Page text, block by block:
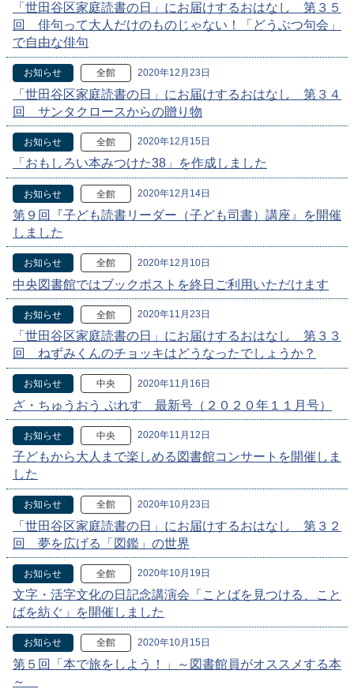
「世田谷区家庭読書の日」にお届けするおはなし 第３５
回 俳句って大人だけのものじゃない！「どうぶつ句会」
で自由な俳句
お知らせ 全館 2020年12月23日
「世田谷区家庭読書の日」にお届けするおはなし 第３４
回 サンタクロースからの贈り物
お知らせ 全館 2020年12月15日
「おもしろい本みつけた38」を作成しました
お知らせ 全館 2020年12月14日
第９回『子ども読書リーダー（子ども司書）講座』を開催
しました
お知らせ 全館 2020年12月10日
中央図書館ではブックポストを終日ご利用いただけます
お知らせ 全館 2020年11月23日
「世田谷区家庭読書の日」にお届けするおはなし 第３３
回 ねずみくんのチョッキはどうなったでしょうか？
お知らせ 中央 2020年11月16日
ざ・ちゅうおう ぷれす 最新号（２０２０年１１月号）
お知らせ 中央 2020年11月12日
子どもから大人まで楽しめる図書館コンサートを開催しま
した
お知らせ 全館 2020年10月23日
「世田谷区家庭読書の日」にお届けするおはなし 第３２
回 夢を広げる「図鑑」の世界
お知らせ 全館 2020年10月19日
文字・活字文化の日記念講演会「ことばを見つける、こと
ばを紡ぐ」を開催しました
お知らせ 全館 2020年10月15日
第５回「本で旅をしよう！」～図書館員がオススメする本
～